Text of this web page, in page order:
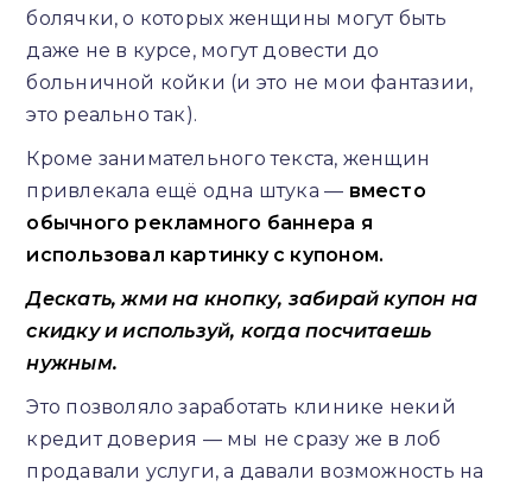
болячки, о которых женщины могут быть
даже не в курсе, могут довести до
больничной койки (и это не мои фантазии,
это реально так).
Кроме занимательного текста, женщин
привлекала ещё одна штука — вместо
обычного рекламного баннера я
использовал картинку с купоном.
Дескать, жми на кнопку, забирай купон на
скидку и используй, когда посчитаешь
нужным.
Это позволяло заработать клинике некий
кредит доверия — мы не сразу же в лоб
продавали услуги, а давали возможность на